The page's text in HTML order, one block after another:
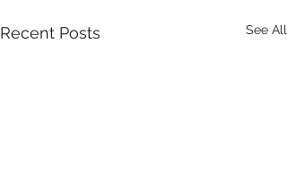
Recent Posts See All